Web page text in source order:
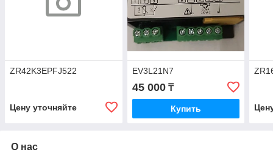
ZR42K3EPFJ522
Цену уточняйте
EV3L21N7
45 000₸
Купить
О нас